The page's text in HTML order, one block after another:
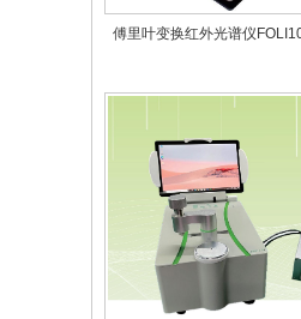
傅里叶变换红外光谱仪